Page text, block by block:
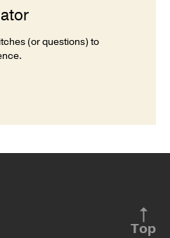
(or questions) to
.
Top